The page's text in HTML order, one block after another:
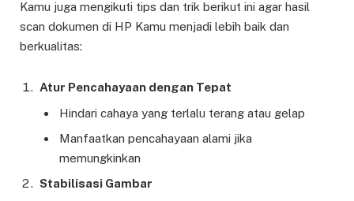
Kamu juga mengikuti tips dan trik berikut ini agar hasil
scan dokumen di HP Kamu menjadi lebih baik dan
berkualitas:
Atur Pencahayaan dengan Tepat
Hindari cahaya yang terlalu terang atau gelap
Manfaatkan pencahayaan alami jika
memungkinkan
Stabilisasi Gambar